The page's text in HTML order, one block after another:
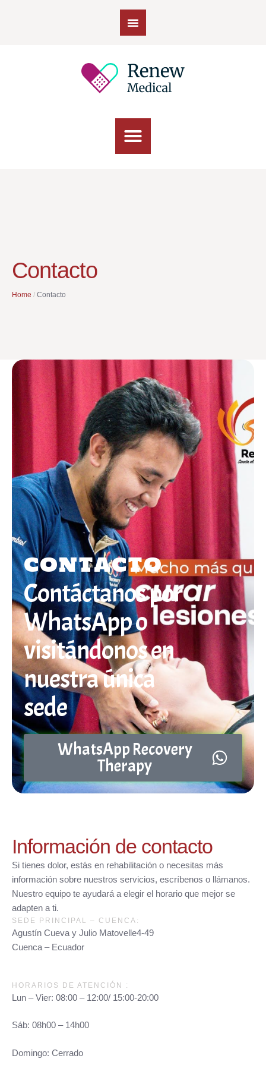
Contacto
Home / Contacto
CONTACTO
Contáctanos por
WhatsApp o
visitándonos en
nuestra única
sede
WhatsApp Recovery
Therapy
Información de contacto
Si tienes dolor, estás en rehabilitación o necesitas más
información sobre nuestros servicios, escríbenos o llámanos.
Nuestro equipo te ayudará a elegir el horario que mejor se
adapten a ti.
SEDE PRINCIPAL – CUENCA:
Agustín Cueva y Julio Matovelle4-49
Cuenca – Ecuador
HORARIOS DE ATENCIÓN :
Lun – Vier: 08:00 – 12:00/ 15:00-20:00
Sáb: 08h00 – 14h00
Domingo: Cerrado